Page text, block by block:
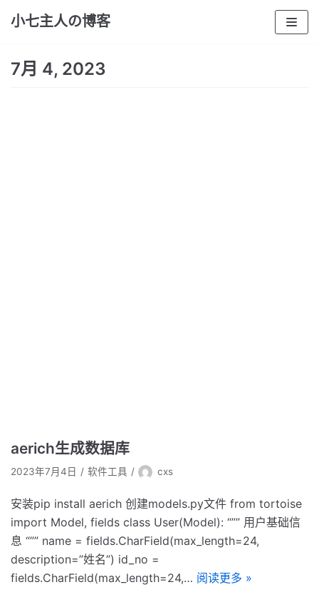
跳
文
小七主人の博客
7月 4, 2023
aerich生成数据库
2023年7月4日 软件工具 cxs
安装pip install aerich 创建models.py文件 from tortoise
import Model, fields class User(Model): “”” 用户基础信
息 “”” name = fields.CharField(max_length=24,
description=”姓名”) id_no =
fields.CharField(max_length=24,… 阅读更多 »